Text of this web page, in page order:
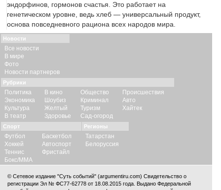
эндорфинов, гормонов счастья. Это работает на
генетическом уровне, ведь хлеб — универсальный продукт,
основа повседневного рациона всех народов мира.
Новости
Все новости
В мире
Фото
Новости партнеров
Рубрики
Политика
Экономика
Культура
В театр
В кино
Шоубиз
Желтый
Здоровье
Общество
Криминал
Туризм
Сад-огород
Происшествия
Авто
Хайтек
Спорт
Футбол
Хоккей
Теннис
Бокс/ММА
Баскетбол
Автоспорт
Фристайл
Регионы
Татарстан
Белоруссия
© Сетевое издание "Суть событий" (argumentiru.com) Свидетельство о
регистрации Эл № ФС77-62778 от 18.08.2015 года. Выдано Федеральной